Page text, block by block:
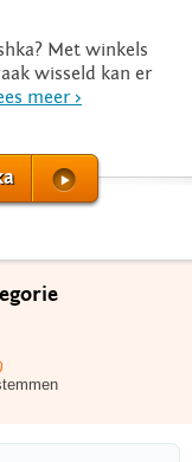
Met winkels
wisseld kan er
meer >